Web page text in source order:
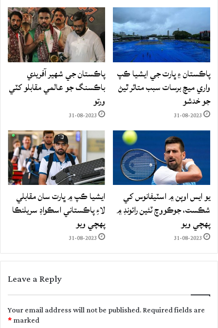
پاڪستان ۽ ڀارت جي ايشيا ڪپ
واري ميچ برسات سبب متاثر ٿيڻ
جو خدشو
31-08-2023
پاڪستان جي شهير آفريدي
باڪسنگ جو عالمي مقابلو کٽي
ورتو
31-08-2023
يو ايس اوپن ۾ اسٽيفانوس کي
شڪست، جوڪووچ ٽئين رائونڊ ۾
پهچي ويو
31-08-2023
ايشيا ڪپ ۾ ڀارت سان مقابلي
لاءِ پاڪستاني اسڪواڊ سريلنڪا
پهچي ويو
31-08-2023
Leave a Reply
Your email address will not be published.Required fields are
marked
*